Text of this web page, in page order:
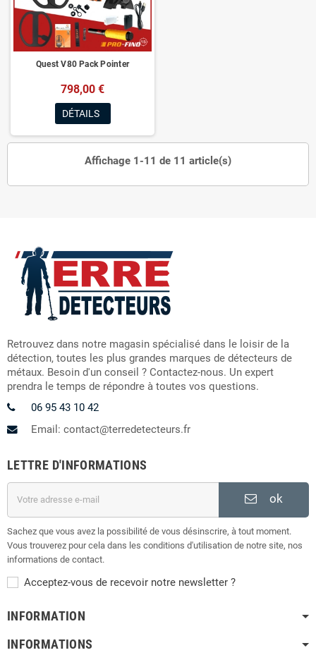
Quest V80 Pack Pointer
798,00 €
DÉTAILS
Affichage 1-11 de 11 article(s)
Retrouvez dans notre magasin spécialisé dans le loisir de la
détection, toutes les plus grandes marques de détecteurs de
métaux. Besoin d'un conseil ? Contactez-nous. Un expert
prendra le temps de répondre à toutes vos questions.
06 95 43 10 42
Email: contact@terredetecteurs.fr
LETTRE D'INFORMATIONS
ok
Sachez que vous avez la possibilité de vous désinscrire, à tout moment.
Vous trouverez pour cela dans les conditions d'utilisation de notre site, nos
informations de contact.
Acceptez-vous de recevoir notre newsletter ?
INFORMATION
INFORMATIONS